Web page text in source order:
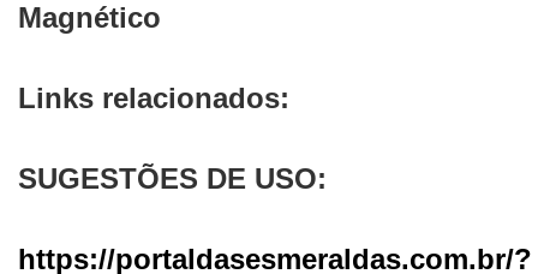
Magnético
Links relacionados:
SUGESTÕES DE USO:
https://portaldasesmeraldas.com.br/?